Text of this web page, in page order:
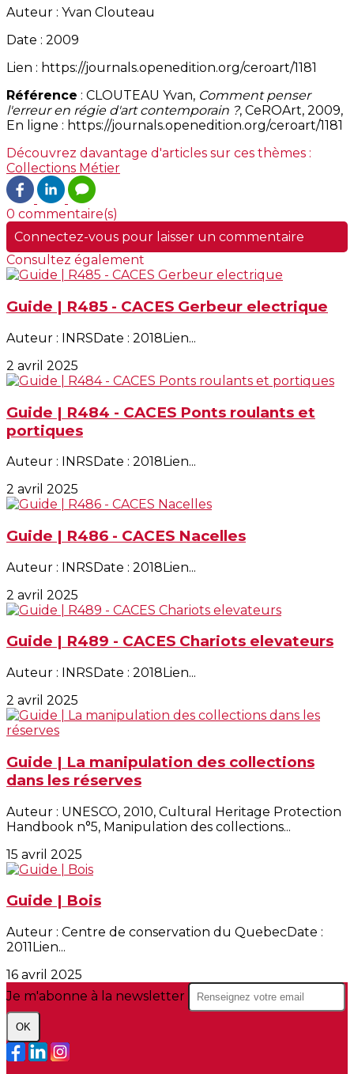
Auteur : Yvan Clouteau
Date : 2009
Lien : https://journals.openedition.org/ceroart/1181
Référence : CLOUTEAU Yvan, Comment penser
l'erreur en régie d'art contemporain ?, CeROArt, 2009,
En ligne : https://journals.openedition.org/ceroart/1181
Découvrez davantage d'articles sur ces thèmes :
Collections Métier
0 commentaire(s)
Connectez-vous pour laisser un commentaire
Consultez également
Guide | R485 - CACES Gerbeur electrique
Auteur : INRSDate : 2018Lien...
2 avril 2025
Guide | R484 - CACES Ponts roulants et
portiques
Auteur : INRSDate : 2018Lien...
2 avril 2025
Guide | R486 - CACES Nacelles
Auteur : INRSDate : 2018Lien...
2 avril 2025
Guide | R489 - CACES Chariots elevateurs
Auteur : INRSDate : 2018Lien...
2 avril 2025
Guide | La manipulation des collections
dans les réserves
Auteur : UNESCO, 2010, Cultural Heritage Protection
Handbook n°5, Manipulation des collections...
15 avril 2025
Guide | Bois
Auteur : Centre de conservation du QuebecDate :
2011Lien...
16 avril 2025
Je m'abonne à la newsletter
OK